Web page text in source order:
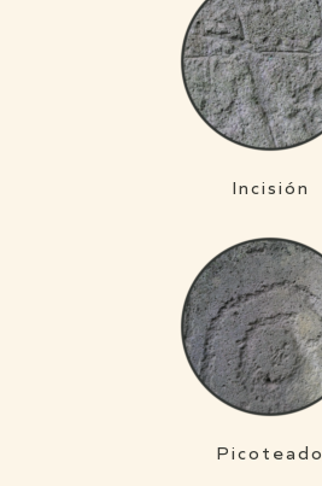
Incisión
Picoteado